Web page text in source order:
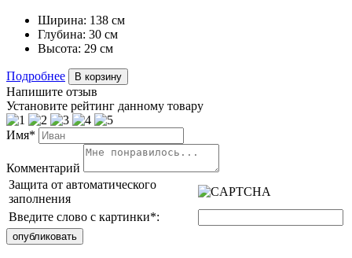
Ширина: 138 см
Глубина: 30 см
Высота: 29 см
Подробнее В корзину
Напишите отзыв
Установите рейтинг данному товару
Имя*
Комментарий
Защита от автоматического
заполнения
Введите слово с картинки*: